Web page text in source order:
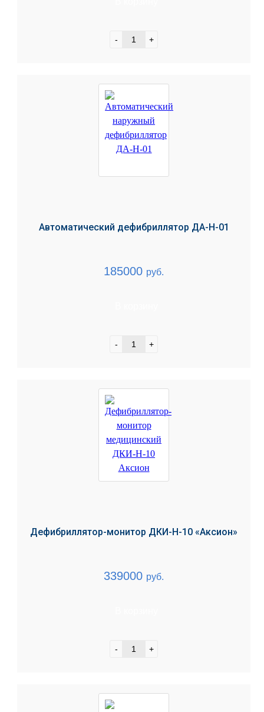
- +
Автоматический дефибриллятор ДА-Н-01
185000 руб.
- +
Дефибриллятор-монитор ДКИ-Н-10 «Аксион»
339000 руб.
- +